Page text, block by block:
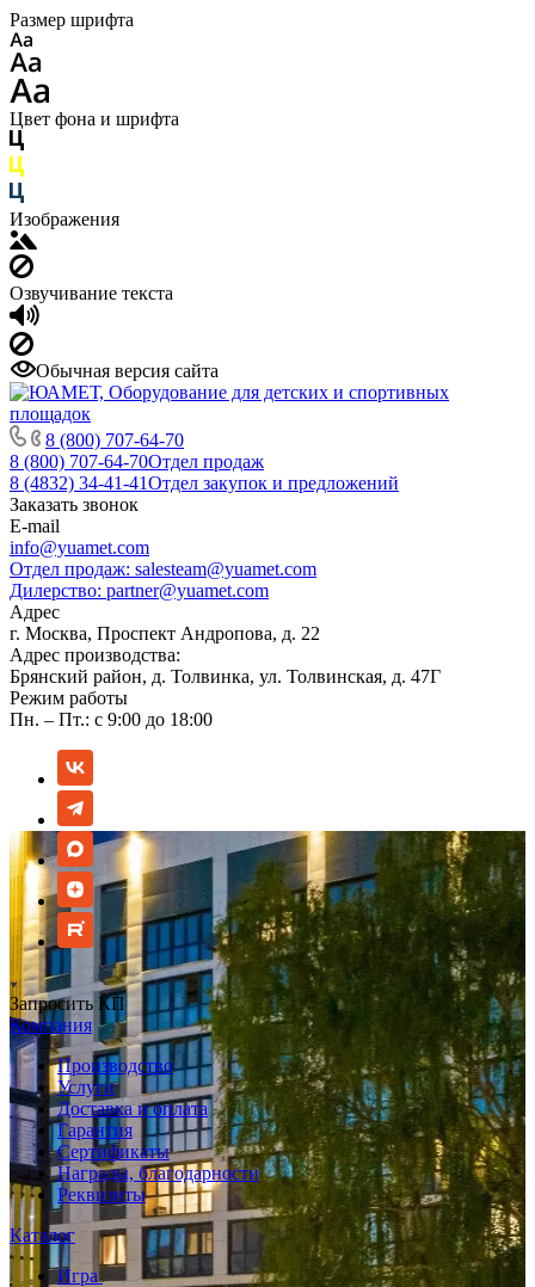
Размер шрифта
Цвет фона и шрифта
Изображения
Озвучивание текста
Обычная версия сайта
8 (800) 707-64-70
8 (800) 707-64-70Отдел продаж
8 (4832) 34-41-41Отдел закупок и предложений
Заказать звонок
E-mail
info@yuamet.com
Отдел продаж: salesteam@yuamet.com
Дилерство: partner@yuamet.com
Адрес
г. Москва, Проспект Андропова, д. 22
Адрес производства:
Брянский район, д. Толвинка, ул. Толвинская, д. 47Г
Режим работы
Пн. – Пт.: с 9:00 до 18:00
Запросить КП
Компания
Производство
Услуги
Доставка и оплата
Гарантия
Сертификаты
Награды, благодарности
Реквизиты
Каталог
Игра